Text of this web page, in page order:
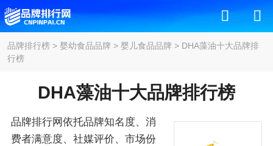
品牌排行榜> 婴幼食品品牌 > 婴儿食品品牌 > DHA藻油十大品牌排
行榜
DHA藻油十大品牌排行榜
品牌排行网依托品牌知名度、消
费者满意度、社媒评价、市场份